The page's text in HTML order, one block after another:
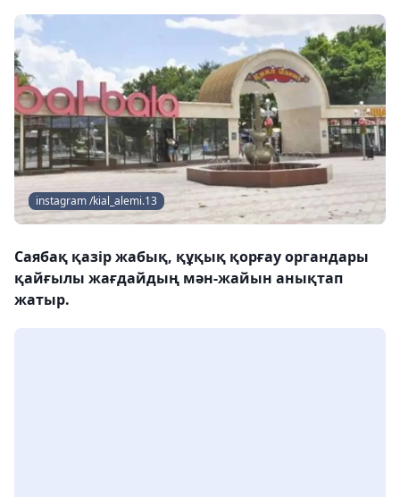
instagram /kial_alemi.13
Саябақ қазір жабық, құқық қорғау органдары
қайғылы жағдайдың мән-жайын анықтап
жатыр.